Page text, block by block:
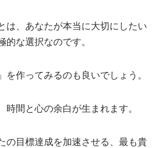
は、あなたが本当に大切にしたい
的な選択なのです。
を作ってみるのも良いでしょう。
時間と心の余白が生まれます。
の目標達成を加速させる、最も貴